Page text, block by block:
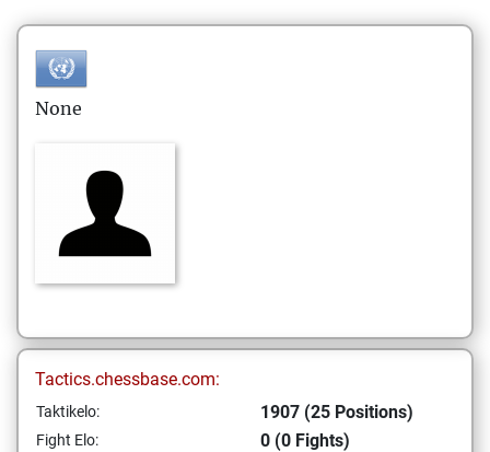
None
Tactics.chessbase.com:
Taktikelo: 1907 (25 Positions)
Fight Elo: 0 (0 Fights)